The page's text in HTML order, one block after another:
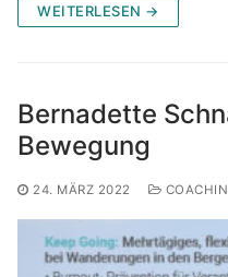
WEITERLESEN →
Bernadette
Bewegung
24. MÄRZ 2022